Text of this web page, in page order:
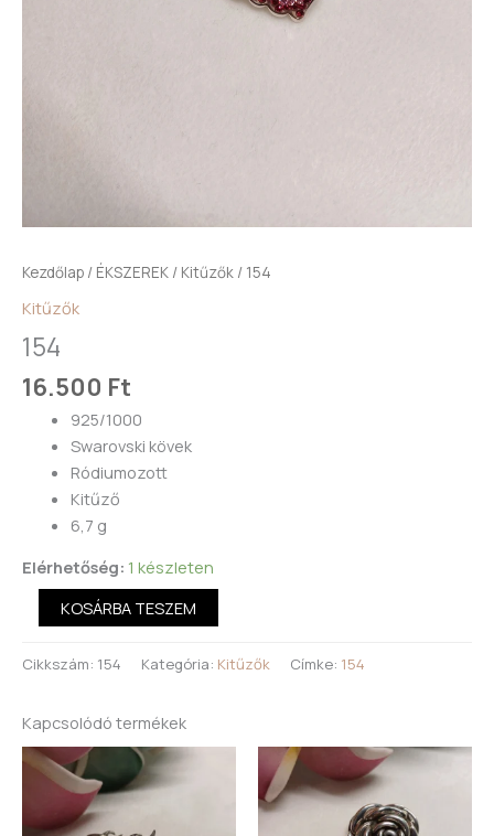
Kezdőlap / ÉKSZEREK / Kitűzők / 154
Kitűzők
154
16.500 Ft
925/1000
Swarovski kövek
Ródiumozott
Kitűző
6,7 g
Elérhetőség: 1 készleten
KOSÁRBA TESZEM
Cikkszám: 154 Kategória: Kitűzők Címke: 154
Kapcsolódó termékek